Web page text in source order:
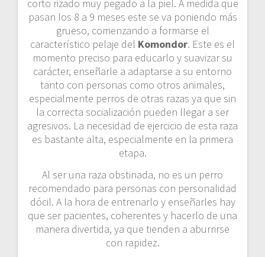
corto rizado muy pegado a la piel. A medida que
pasan los 8 a 9 meses este se va poniendo más
grueso, comenzando a formarse el
característico pelaje del Komondor. Este es el
momento preciso para educarlo y suavizar su
carácter, enseñarle a adaptarse a su entorno
tanto con personas como otros animales,
especialmente perros de otras razas ya que sin
la correcta socialización pueden llegar a ser
agresivos. La necesidad de ejercicio de esta raza
es bastante alta, especialmente en la primera
etapa.
Al ser una raza obstinada, no es un perro
recomendado para personas con personalidad
dócil. A la hora de entrenarlo y enseñarles hay
que ser pacientes, coherentes y hacerlo de una
manera divertida, ya que tienden a aburrirse
con rapidez.